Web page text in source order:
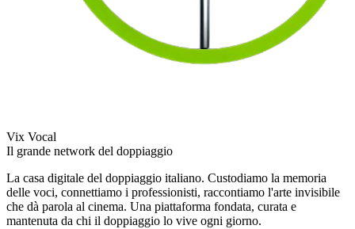
Vix Vocal
Il grande network del doppiaggio
La casa digitale del doppiaggio italiano. Custodiamo la memoria
delle voci, connettiamo i professionisti, raccontiamo l'arte invisibile
che dà parola al cinema. Una piattaforma fondata, curata e
mantenuta da chi il doppiaggio lo vive ogni giorno.